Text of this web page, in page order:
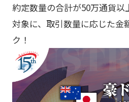
約定数量の合計が50万通貨以
対象に、取引数量に応じた金
ク！